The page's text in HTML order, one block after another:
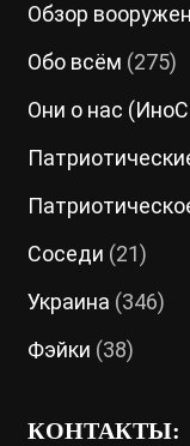
Обзор
Обо всём (275)
Они о нас
Соседи (21)
Украина (346)
Фэйки (38)
КОНТАКТЫ: